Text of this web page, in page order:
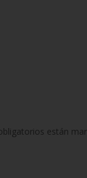
están